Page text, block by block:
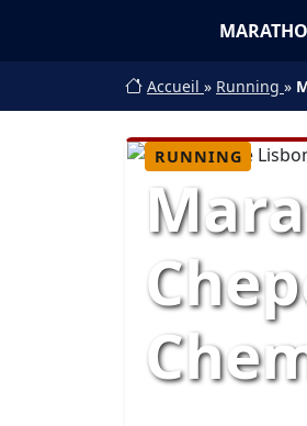
Accueil » Running »
RUNNING